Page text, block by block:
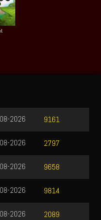
9161
2026
2797
2026
9658
2026
9814
2026
2089
2026